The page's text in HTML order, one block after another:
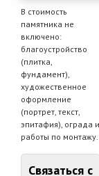
В стоимость
памятника не
включено:
благоустройство
(плитка,
фундамент),
художественное
оформление
(портрет, текст,
эпитафия), ограда и
работы по монтажу.
Связаться с